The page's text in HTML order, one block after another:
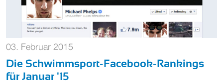
03. Februar 2015
Die Schwimmsport-Facebook-Rankings
für Januar '15